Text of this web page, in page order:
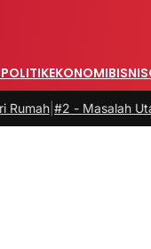
POLITIKEKONOMIBISNIS
-Masalah Utama